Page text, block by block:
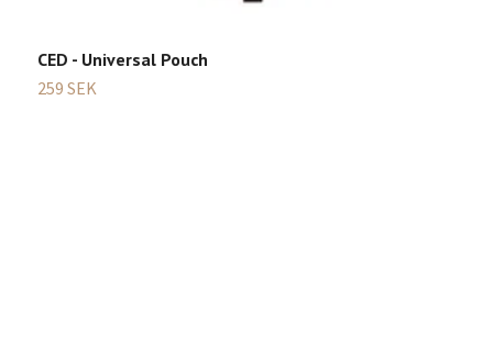
CED - Universal Pouch
259 SEK